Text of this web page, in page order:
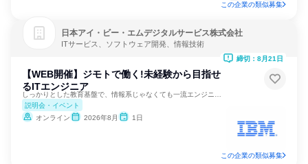
この企業の類似募集
日本アイ・ビー・エムデジタルサービス株式会社
ITサービス、ソフトウェア開発、情報技術
【WEB開催】ジモトで働く!未経験から目指せ
るITエンジニア
説明会・イベント
オンライン
2026年8月 1日
締切：8月21日
この企業の類似募集